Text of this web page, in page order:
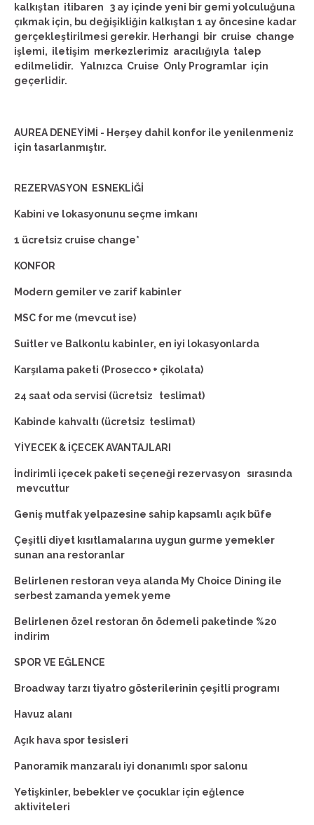
kalkıştan itibaren 3 ay içinde yeni bir gemi yolculuğuna
çıkmak için, bu değişikliğin kalkıştan 1 ay öncesine kadar
gerçekleştirilmesi gerekir. Herhangi bir cruise change
işlemi, iletişim merkezlerimiz aracılığıyla talep
edilmelidir. Yalnızca Cruise Only Programlar için
geçerlidir.
AUREA DENEYİMİ - Herşey dahil konfor ile yenilenmeniz
için tasarlanmıştır.
REZERVASYON ESNEKLİĞİ
Kabini ve lokasyonunu seçme imkanı
1 ücretsiz cruise change*
KONFOR
Modern gemiler ve zarif kabinler
MSC for me (mevcut ise)
Suitler ve Balkonlu kabinler, en iyi lokasyonlarda
Karşılama paketi (Prosecco + çikolata)
24 saat oda servisi (ücretsiz teslimat)
Kabinde kahvaltı (ücretsiz teslimat)
YİYECEK & İÇECEK AVANTAJLARI
İndirimli içecek paketi seçeneği rezervasyon sırasında
mevcuttur
Geniş mutfak yelpazesine sahip kapsamlı açık büfe
Çeşitli diyet kısıtlamalarına uygun gurme yemekler
sunan ana restoranlar
Belirlenen restoran veya alanda My Choice Dining ile
serbest zamanda yemek yeme
Belirlenen özel restoran ön ödemeli paketinde %20
indirim
SPOR VE EĞLENCE
Broadway tarzı tiyatro gösterilerinin çeşitli programı
Havuz alanı
Açık hava spor tesisleri
Panoramik manzaralı iyi donanımlı spor salonu
Yetişkinler, bebekler ve çocuklar için eğlence
aktiviteleri